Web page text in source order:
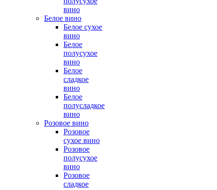
вино
Белое вино
Белое сухое
вино
Белое
полусухое
вино
Белое
сладкое
вино
Белое
полусладкое
вино
Розовое вино
Розовое
сухое вино
Розовое
полусухое
вино
Розовое
сладкое